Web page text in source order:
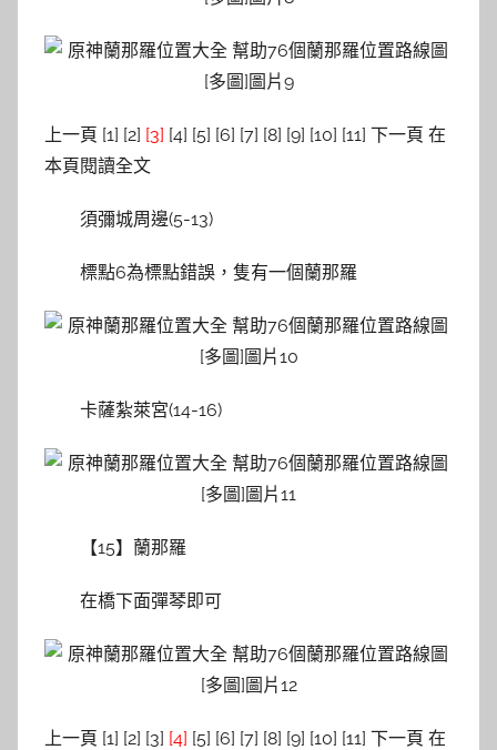
上一頁 [1] [2] [3] [4] [5] [6] [7] [8] [9] [10] [11] 下一頁 在
本頁閱讀全文
須彌城周邊(5-13)
標點6為標點錯誤，隻有一個蘭那羅
卡薩紮萊宮(14-16)
【15】蘭那羅
在橋下面彈琴即可
上一頁 [1] [2] [3] [4] [5] [6] [7] [8] [9] [10] [11] 下一頁 在